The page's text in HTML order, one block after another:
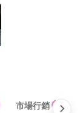
市場行銷 18